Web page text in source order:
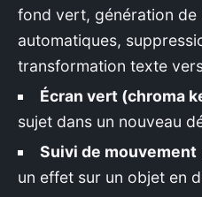
fond vert, génération de
automatiques,
transformation texte
Écran vert (chroma
sujet dans un nouveau
Suivi de mouvement
un effet sur un objet en